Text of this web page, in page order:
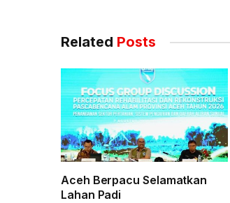
Related Posts
Aceh Berpacu Selamatkan
Lahan Padi